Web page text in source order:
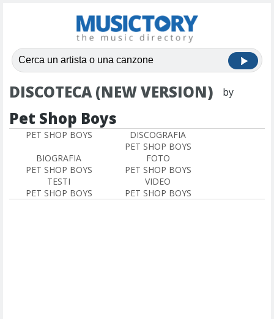
DISCOTECA (NEW VERSION) by
Pet Shop Boys
PET SHOP BOYS
DISCOGRAFIA
PET SHOP BOYS
BIOGRAFIA
PET SHOP BOYS
FOTO
PET SHOP BOYS
TESTI
PET SHOP BOYS
VIDEO
PET SHOP BOYS